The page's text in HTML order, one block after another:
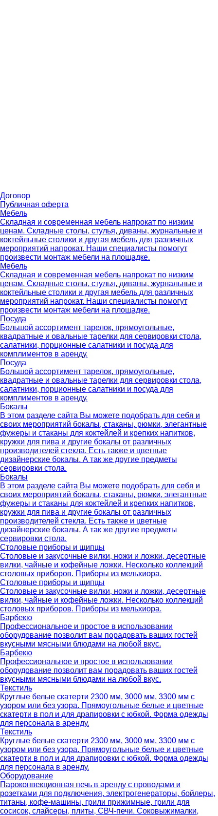
Договор
Публичная оферта
Мебель
Складная и современная мебель напрокат по низким
ценам. Складные столы, стулья, диваны, журнальные и
коктейльные столики и другая мебель для различных
мероприятий напрокат. Наши специалисты помогут
произвести монтаж мебели на площадке.
Мебель
Складная и современная мебель напрокат по низким
ценам. Складные столы, стулья, диваны, журнальные и
коктейльные столики и другая мебель для различных
мероприятий напрокат. Наши специалисты помогут
произвести монтаж мебели на площадке.
Посуда
Большой ассортимент тарелок, прямоугольные,
квадратные и овальные тарелки для сервировки стола,
салатники, порционные салатники и посуда для
комплиментов в аренду.
Посуда
Большой ассортимент тарелок, прямоугольные,
квадратные и овальные тарелки для сервировки стола,
салатники, порционные салатники и посуда для
комплиментов в аренду.
Бокалы
В этом разделе сайта Вы можете подобрать для себя и
своих мероприятий бокалы, стаканы, рюмки, элегантные
фужеры и стаканы для коктейлей и крепких напитков,
кружки для пива и другие бокалы от различных
производителей стекла. Есть также и цветные
дизайнерские бокалы. А так же другие предметы
сервировки стола.
Бокалы
В этом разделе сайта Вы можете подобрать для себя и
своих мероприятий бокалы, стаканы, рюмки, элегантные
фужеры и стаканы для коктейлей и крепких напитков,
кружки для пива и другие бокалы от различных
производителей стекла. Есть также и цветные
дизайнерские бокалы. А так же другие предметы
сервировки стола.
Столовые приборы и щипцы
Столовые и закусочные вилки, ножи и ложки, десертные
вилки, чайные и кофейные ложки. Несколько коллекций
столовых приборов. Приборы из мельхиора.
Столовые приборы и щипцы
Столовые и закусочные вилки, ножи и ложки, десертные
вилки, чайные и кофейные ложки. Несколько коллекций
столовых приборов. Приборы из мельхиора.
Барбекю
Профессиональное и простое в использовании
оборудование позволит вам порадовать ваших гостей
вкусными мясными блюдами на любой вкус.
Барбекю
Профессиональное и простое в использовании
оборудование позволит вам порадовать ваших гостей
вкусными мясными блюдами на любой вкус.
Текстиль
Круглые белые скатерти 2300 мм, 3000 мм, 3300 мм с
узором или без узора. Прямоугольные белые и цветные
скатерти в пол и для драпировки с юбкой. Форма одежды
для персонала в аренду.
Текстиль
Круглые белые скатерти 2300 мм, 3000 мм, 3300 мм с
узором или без узора. Прямоугольные белые и цветные
скатерти в пол и для драпировки с юбкой. Форма одежды
для персонала в аренду.
Оборудование
Пароконвекционная печь в аренду с проводами и
розетками для подключения, электрогенераторы, бойлеры,
титаны, кофе-машины, грили прижимные, грили для
сосисок, слайсеры, плиты, СВЧ-печи. Соковыжималки,